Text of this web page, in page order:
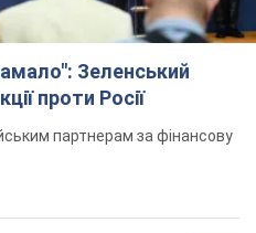
Зеленський
проти Росії
партнерам за фінансову